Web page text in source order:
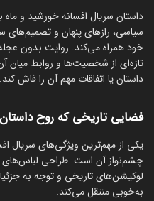
داستان سریال افسانه خورشید و
سیاسی، رازهای پنهان و
خود همراه می‌کند. روایت بدون
تازه‌ای از شخصیت‌ها و روابط میان
داستان یا اتفاقات مهم آن را فاش کند.
فضایی تاریخی که روح داستان
یکی از مهم‌ترین ویژگی‌های سریال
چشم‌نواز آن است. طراحی لباس‌های
لوکیشن‌های تاریخی و توجه به
به‌خوبی منتقل می‌کند.